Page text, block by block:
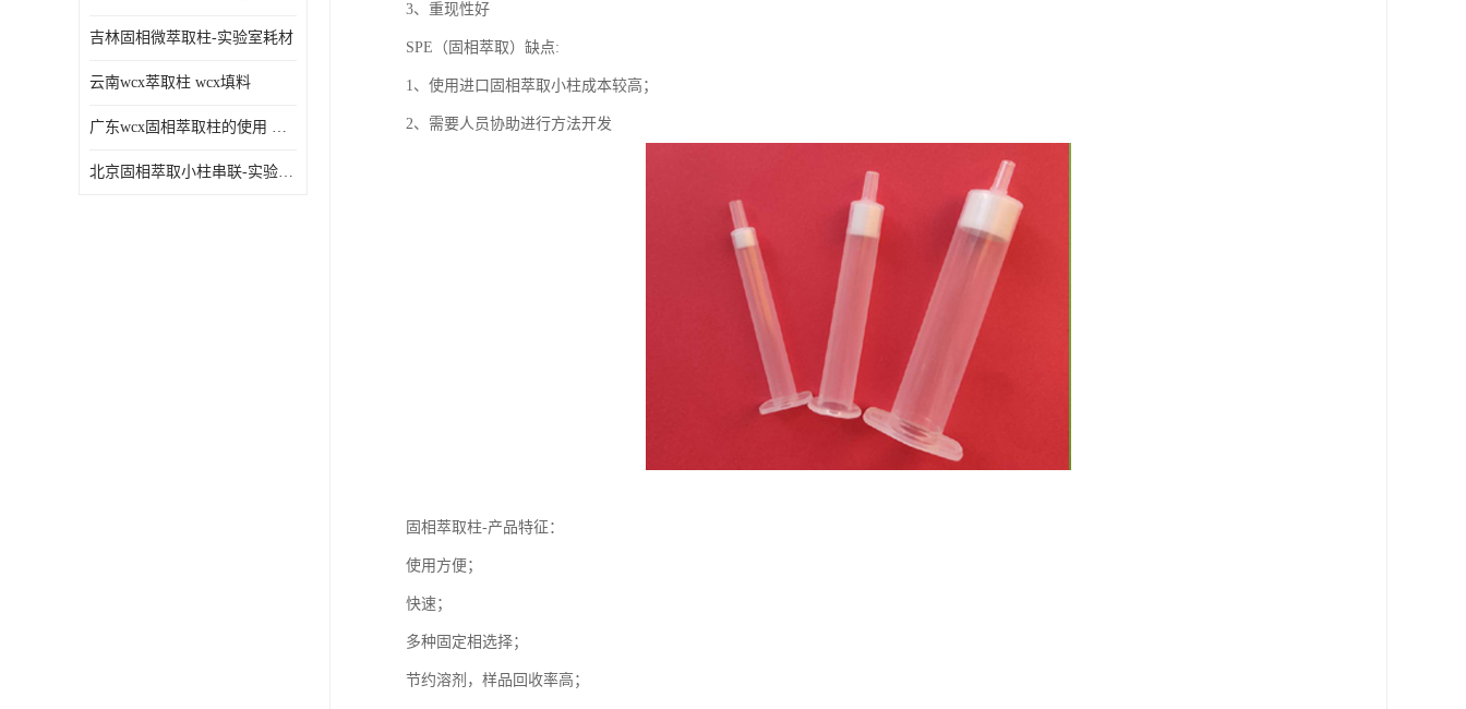
吉林固相微萃取柱-实验室耗材
云南wcx萃取柱 wcx填料
广东wcx固相萃取柱的使用 wcx固相萃取柱通用流程
北京固相萃取小柱串联-实验室耗材
3、重现性好
SPE（固相萃取）缺点:
1、使用进口固相萃取小柱成本较高；
2、需要人员协助进行方法开发
固相萃取柱-产品特征：
使用方便；
快速；
多种固定相选择；
节约溶剂，样品回收率高；